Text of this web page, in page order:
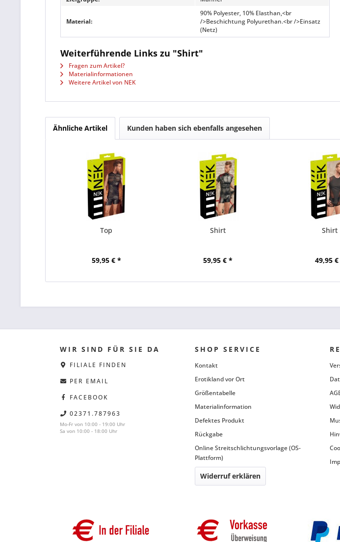
Material:
90% Polyester, 10% Elasthan,<br
/>Beschichtung Polyurethan.<br />Einsatz
(Netz)
Weiterführende Links zu "Shirt"
Fragen zum Artikel?
Materialinformationen
Weitere Artikel von NEK
Ähnliche Artikel Kunden haben sich ebenfalls angesehen
Top
59,95 € *
Shirt
59,95 € *
Shirt
49,95
WIR SIND FÜR SIE DA
FILIALE FINDEN
PER EMAIL
FACEBOOK
02371.787963
Mo-Fr von 10:00 - 19:00 Uhr
Sa von 10:00 - 18:00 Uhr
SHOP SERVICE
Kontakt
Erotikland vor Ort
Größentabelle
Materialinformation
Defektes Produkt
Rückgabe
Online Streitschlichtungsvorlage (OS-
Plattform)
Widerruf erklären